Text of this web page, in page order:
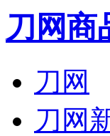
刀网商
刀网
刀网